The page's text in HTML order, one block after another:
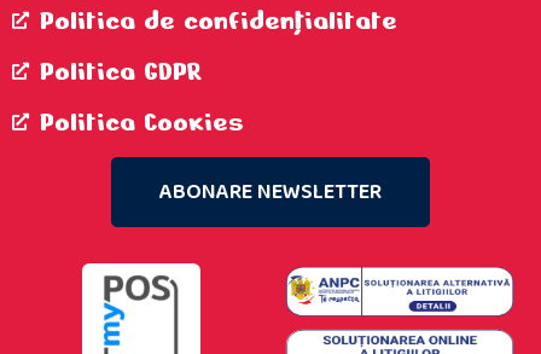
Politica de confidenţialitate
Politica GDPR
Politica Cookies
ABONARE NEWSLETTER